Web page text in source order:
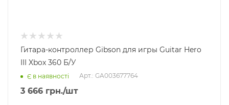
Гитара-контроллер Gibson для игры Guitar Hero
III Xbox 360 Б/У
Є в наявності Арт.: GA003677764
3 666 грн./шт